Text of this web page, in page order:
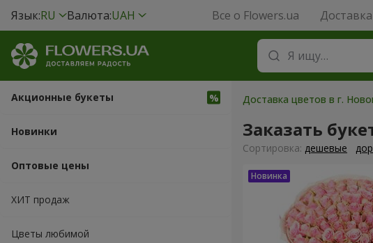
Язык:RU Валюта:UAH Все о Flowers.ua
Акционные букеты
Новинки
Оптовые цены
ХИТ продаж
Цветы любимой
Доставка цветов в г.
Заказать
Cортировка: дешевые